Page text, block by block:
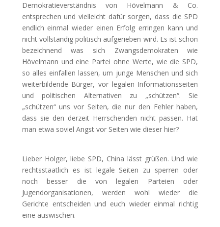
Demokratieverständnis von Hövelmann & Co.
entsprechen und vielleicht dafür sorgen, dass die SPD
endlich einmal wieder einen Erfolg erringen kann und
nicht vollständig politisch aufgerieben wird. Es ist schon
bezeichnend was sich Zwangsdemokraten wie
Hövelmann und eine Partei ohne Werte, wie die SPD,
so alles einfallen lassen, um junge Menschen und sich
weiterbildende Bürger, vor legalen Informationsseiten
und politischen Alternativen zu „schützen“. Sie
„schützen“ uns vor Seiten, die nur den Fehler haben,
dass sie den derzeit Herrschenden nicht passen. Hat
man etwa soviel Angst vor Seiten wie dieser hier?
Lieber Holger, liebe SPD, China lässt grüßen. Und wie
rechtsstaatlich es ist legale Seiten zu sperren oder
noch besser die von legalen Parteien oder
Jugendorganisationen, werden wohl wieder die
Gerichte entscheiden und euch wieder einmal richtig
eine auswischen.